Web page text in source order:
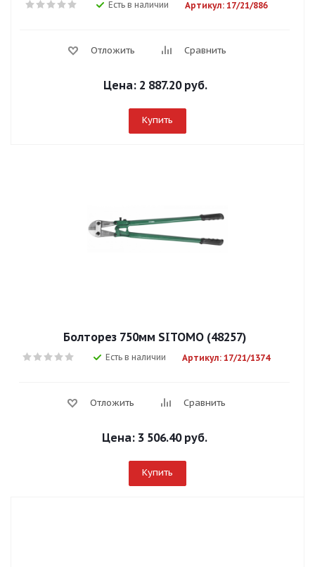
Есть в наличии Артикул: 17/21/886
Отложить Сравнить
Цена: 2 887.20 руб.
Купить
Болторез 750мм SITOMO (48257)
Есть в наличии Артикул: 17/21/1374
Отложить Сравнить
Цена: 3 506.40 руб.
Купить